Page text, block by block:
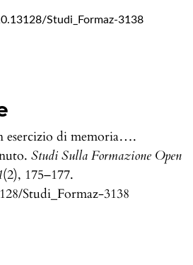
Studi_Formaz-3138
esercizio di memoria….
Studi Sulla Formazione Open
(2), 175–177.
Studi_Formaz-3138